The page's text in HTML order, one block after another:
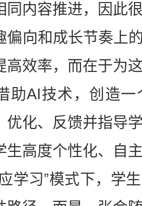
同内容推进，因此
偏向和成长节奏上
高效率，而在于为
助AI技术，创造
优化、反馈并指导
生高度个性化、自
学习”模式下，学